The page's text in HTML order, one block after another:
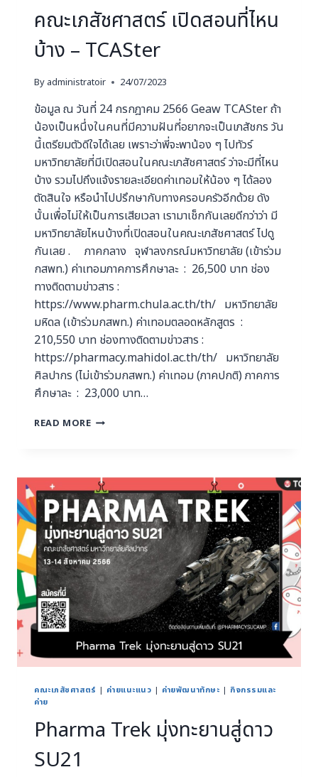
คณะเภสัชศาสตร์ เปิดสอนที่ไหน
บ้าง – TCASter
By administratoir 24/07/2023
ข้อมูล ณ วันที่ 24 กรกฎาคม 2566 Geaw TCASter ถ้า
น้องเป็นหนึ่งในคนที่มีความฝันที่อยากจะเป็นเภสัชกร วัน
นี้เตรียมตัวดีใจได้เลย เพราะว่าพี่จะพาน้อง ๆ ไปทัวร์
มหาวิทยาลัยที่มีเปิดสอนในคณะเภสัชศาสตร์ ว่าจะมีที่ไหน
บ้าง รวมไปถึงแจ้งรายละเอียดค่าเทอมให้น้อง ๆ ได้ลอง
ตัดสินใจ หรือนำไปปรึกษากับทางครอบครัวอีกด้วย ดัง
นั้นเพื่อไม่ให้เป็นการเสียเวลา เรามาเช็กกันเลยดีกว่าว่า มี
มหาวิทยาลัยไหนบ้างที่เปิดสอนในคณะเภสัชศาสตร์ ไปดู
กันเลย . ภาคกลาง จุฬาลงกรณ์มหาวิทยาลัย (เข้าร่วม
กสพท.) ค่าเทอมภาคการศึกษาละ : 26,500 บาท ช่อง
ทางติดตามข่าวสาร :
https://www.pharm.chula.ac.th/th/ มหาวิทยาลัย
มหิดล (เข้าร่วมกสพท.) ค่าเทอมตลอดหลักสูตร :
210,550 บาท ช่องทางติดตามข่าวสาร :
https://pharmacy.mahidol.ac.th/th/ มหาวิทยาลัย
ศิลปากร (ไม่เข้าร่วมกสพท.) ค่าเทอม (ภาคปกติ) ภาคการ
ศึกษาละ : 23,000 บาท…
READ MORE
คณะเภสัชศาสตร์ | ค่ายแนะแนว | ค่ายพัฒนาทักษะ | กิจกรรมและ
ค่าย
Pharma Trek มุ่งทะยานสู่ดาว
SU21